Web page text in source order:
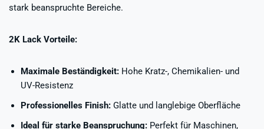
stark beanspruchte Bereiche.
2K Lack Vorteile:
Maximale Beständigkeit: Hohe Kratz-, Chemikalien- und
UV-Resistenz
Professionelles Finish: Glatte und langlebige Oberfläche
Ideal für starke Beanspruchung: Perfekt für Maschinen,